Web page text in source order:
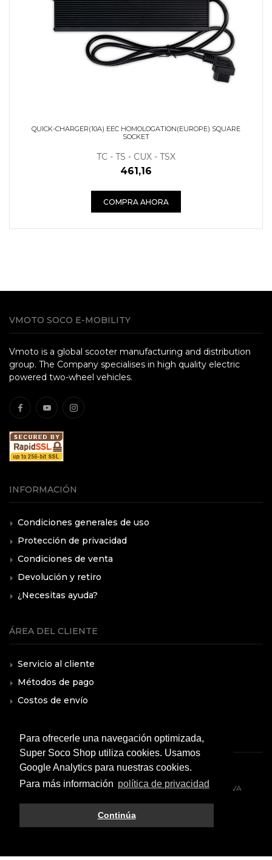
Para ofrecerle una navegación optimizada,
Super Soco Shop utiliza cookies. Usamos
Google Analytics para nuestras cookies.
Para más información política de privacidad
Continúa
QUICK-CHARGER(10A) EEC HOMOLOGATION(EUROPE) SQUARE
SOCKET
TC - TS - CUX - TSX
461,16
COMPRA AHORA
VMOTO SOCO E-MOBILITY
Vmoto is a global scooter manufacturing and distribution
group. The Company specialises in high quality electric
powered two-wheel vehicles.
INFORMACIÓN
Condiciones generales de uso
Protección de privacidad
Condiciones de venta
Devolución y retiro
¿Necesitas ayuda?
ÁREA DEL CLIENTE
Servicio al cliente
Métodos de pago
Costos de envío
© 2026 All rights reserved. VMOTO SOCO ITALY SRL - P.IVA